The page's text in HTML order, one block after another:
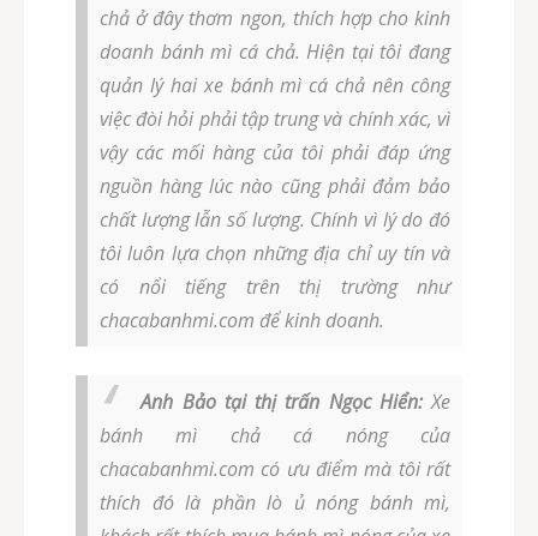
chả ở đây thơm ngon, thích hợp cho kinh
doanh bánh mì cá chả. Hiện tại tôi đang
quản lý hai xe bánh mì cá chả nên công
việc đòi hỏi phải tập trung và chính xác, vì
vậy các mối hàng của tôi phải đáp ứng
nguồn hàng lúc nào cũng phải đảm bảo
chất lượng lẫn số lượng. Chính vì lý do đó
tôi luôn lựa chọn những địa chỉ uy tín và
có nổi tiếng trên thị trường như
chacabanhmi.com để kinh doanh.
Anh Bảo tại thị trấn Ngọc Hiển:Xe
bánh mì chả cá nóng của
chacabanhmi.com có ưu điểm mà tôi rất
thích đó là phần lò ủ nóng bánh mì,